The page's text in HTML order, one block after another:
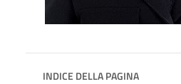
INDICE DELLA PAGINA